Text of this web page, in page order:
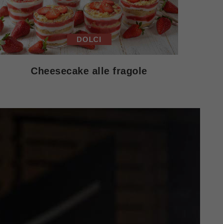
DOLCI
Cheesecake alle fragole